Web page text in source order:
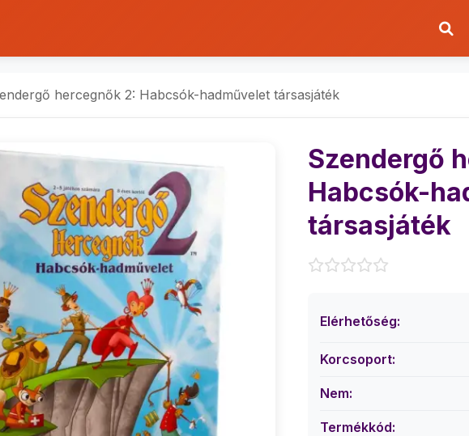
hercegnők 2: Habcsók-hadművelet társasjáték
Szendergő
Habcsók-
társasjáték
Elérhetőség:
Korcsoport:
Nem:
Termékkód: